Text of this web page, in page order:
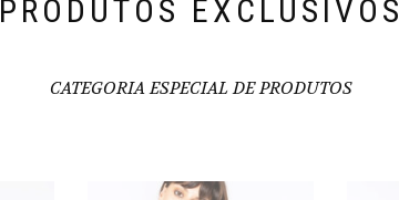
PRODUTOS EXCLUSIVOS
CATEGORIA ESPECIAL DE PRODUTOS